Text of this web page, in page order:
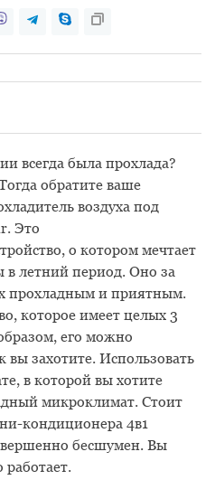
всегда была прохлада?
обратите ваше
воздуха под
Это
о котором мечтает
в летний период. Оно за
прохладным и приятным.
которое имеет целых 3
его можно
вы захотите. Использовать
в которой вы хотите
микроклимат. Стоит
кондиционера 4в1
бесшумен. Вы
работает.